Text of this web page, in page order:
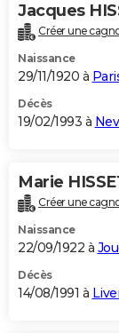
Jacques
Créer une
Naissance
29/11/1920 à
Décès
19/02/1993 à
Marie
Créer une
Naissance
22/09/1922 à
Décès
14/08/1991 à